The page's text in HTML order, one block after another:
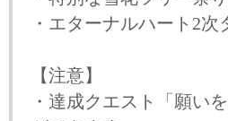
・エターナルハート2
【注意】
・達成クエスト「願い